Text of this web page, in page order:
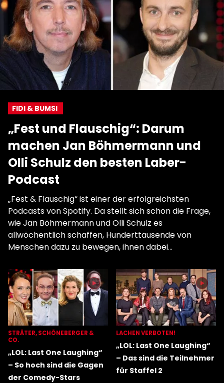
FIDI & BUMSI
„Fest und Flauschig“: Darum
machen Jan Böhmermann und
Olli Schulz den besten Laber-
Podcast
„Fest & Flauschig“ ist einer der erfolgreichsten
Podcasts von Spotify. Da stellt sich schon die Frage,
wie Jan Böhmermann und Olli Schulz es
allwöchentlich schaffen, Hunderttausende von
Menschen dazu zu bewegen, ihnen dabei
unterhalten.
STRÄTER, SCHÖNEBERGER &
CO.
„LOL: Last One Laughing“
– So hoch sind die Gagen
der Comedy-Stars
LACHEN VERBOTEN!
„LOL: Last One Laughing“
– Das sind die Teilnehmer
für Staffel 2